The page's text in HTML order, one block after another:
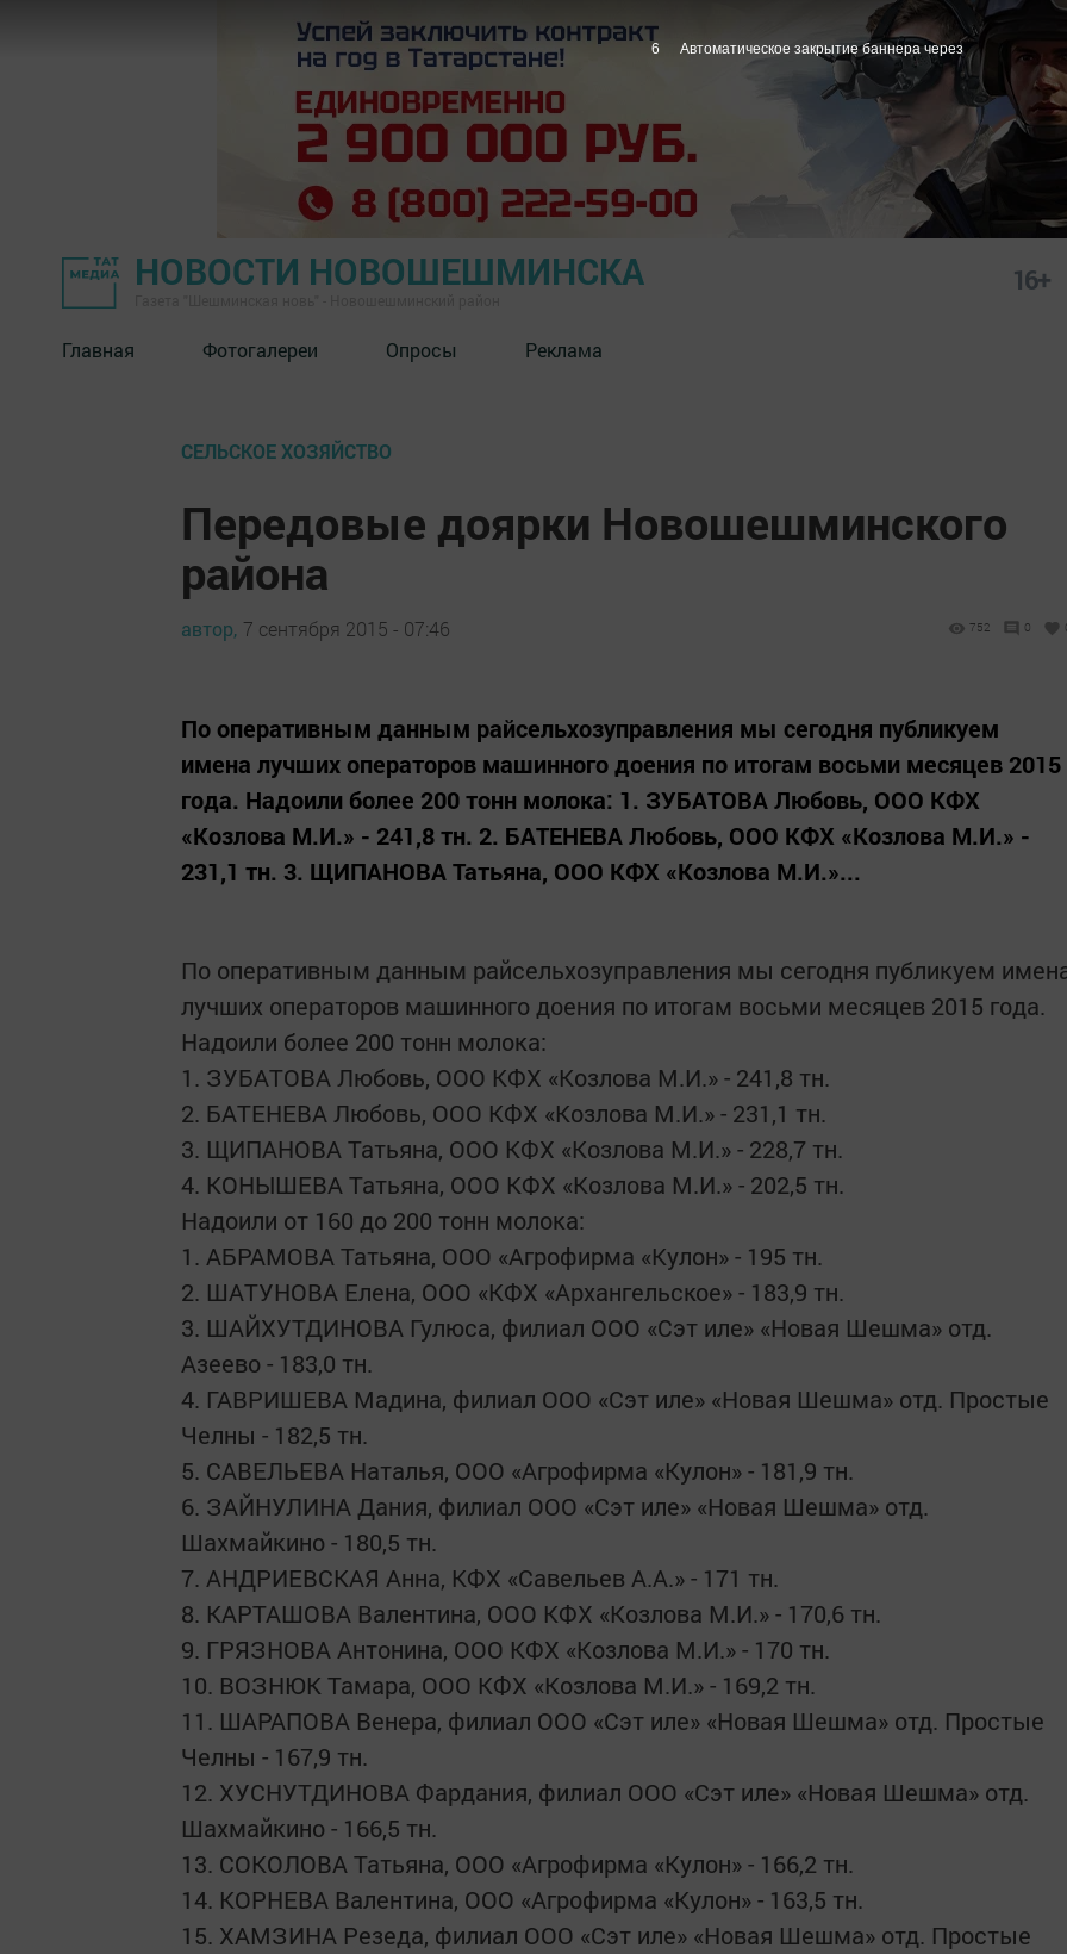
НОВОСТИ НОВОШЕШМИНСКА 16+
Главная Фотогалереи Опросы Реклама
СЕЛЬСКОЕ ХОЗЯЙСТВО
Передовые доярки Новошешминского
района
автор, 7 сентября 2015 - 07:46 752 0
По оперативным данным райсельхозуправления мы сегодня публикуем
имена лучших операторов машинного доения по итогам восьми месяцев 2015
года. Надоили более 200 тонн молока: 1. ЗУБАТОВА Любовь, ООО КФХ
«Козлова М.И.» - 241,8 тн. 2. БАТЕНЕВА Любовь, ООО КФХ «Козлова М.И.» -
231,1 тн. 3. ЩИПАНОВА Татьяна, ООО КФХ «Козлова М.И.»...
По оперативным данным райсельхозуправления мы сегодня публикуем
лучших операторов машинного доения по итогам восьми месяцев 2015 года.
Надоили более 200 тонн молока:
1. ЗУБАТОВА Любовь, ООО КФХ «Козлова М.И.» - 241,8 тн.
2. БАТЕНЕВА Любовь, ООО КФХ «Козлова М.И.» - 231,1 тн.
3. ЩИПАНОВА Татьяна, ООО КФХ «Козлова М.И.» - 228,7 тн.
4. КОНЫШЕВА Татьяна, ООО КФХ «Козлова М.И.» - 202,5 тн.
Надоили от 160 до 200 тонн молока:
1. АБРАМОВА Татьяна, ООО «Агрофирма «Кулон» - 195 тн.
2. ШАТУНОВА Елена, ООО «КФХ «Архангельское» - 183,9 тн.
3. ШАЙХУТДИНОВА Гулюса, филиал ООО «Сэт иле» «Новая Шешма» отд.
Азеево - 183,0 тн.
4. ГАВРИШЕВА Мадина, филиал ООО «Сэт иле» «Новая Шешма» отд. Простые
Челны - 182,5 тн.
5. САВЕЛЬЕВА Наталья, ООО «Агрофирма «Кулон» - 181,9 тн.
6. ЗАЙНУЛИНА Дания, филиал ООО «Сэт иле» «Новая Шешма» отд.
Шахмайкино - 180,5 тн.
7. АНДРИЕВСКАЯ Анна, КФХ «Савельев А.А.» - 171 тн.
8. КАРТАШОВА Валентина, ООО КФХ «Козлова М.И.» - 170,6 тн.
9. ГРЯЗНОВА Антонина, ООО КФХ «Козлова М.И.» - 170 тн.
10. ВОЗНЮК Тамара, ООО КФХ «Козлова М.И.» - 169,2 тн.
11. ШАРАПОВА Венера, филиал ООО «Сэт иле» «Новая Шешма» отд. Простые
Челны - 167,9 тн.
12. ХУСНУТДИНОВА Фардания, филиал ООО «Сэт иле» «Новая Шешма» отд.
Шахмайкино - 166,5 тн.
13. СОКОЛОВА Татьяна, ООО «Агрофирма «Кулон» - 166,2 тн.
14. КОРНЕВА Валентина, ООО «Агрофирма «Кулон» - 163,5 тн.
15. ХАМЗИНА Резеда, филиал ООО «Сэт иле» «Новая Шешма» отд. Простые
5 Автоматическое закрытие баннера через